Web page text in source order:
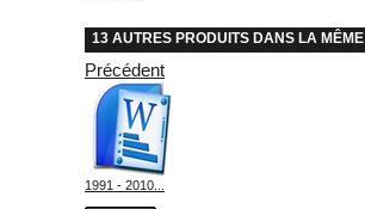
13 AUTRES PRODUITS DANS LA
Précédent
1991 - 2010...